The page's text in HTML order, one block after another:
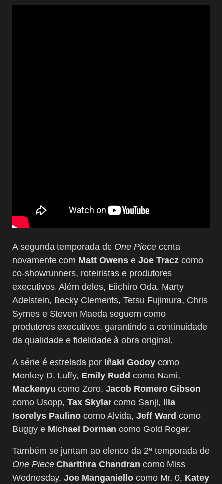
A segunda temporada de One Piece conta
novamente com Matt Owens e Joe Tracz como
co-showrunners, roteiristas e produtores
executivos. Além deles, Eiichiro Oda, Marty
Adelstein, Becky Clements, Tetsu Fujimura, Chris
Symes e Steven Maeda seguem como
produtores executivos, garantindo a continuidade
da qualidade e fidelidade à obra original.
A série é estrelada por Iñaki Godoy como
Monkey D. Luffy, Emily Rudd como Nami,
Mackenyu como Zoro, Jacob Romero Gibson
como Usopp, Tax Skylar como Sanji, Ilia
Isorelys Paulino como Alvida, Jeff Ward como
Buggy e Michael Dorman como Gold Roger.
Também se juntam ao elenco da 2ª temporada de
One Piece Charithra Chandran como Miss
Wednesday, Joe Manganiello como Mr. 0, Katey